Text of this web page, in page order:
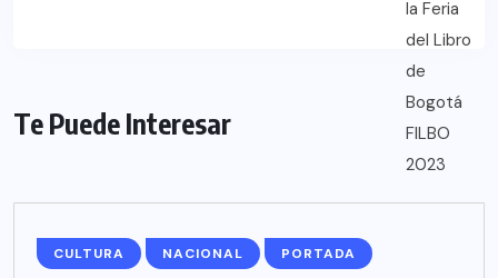
Te Puede Interesar
CULTURA NACIONAL PORTADA